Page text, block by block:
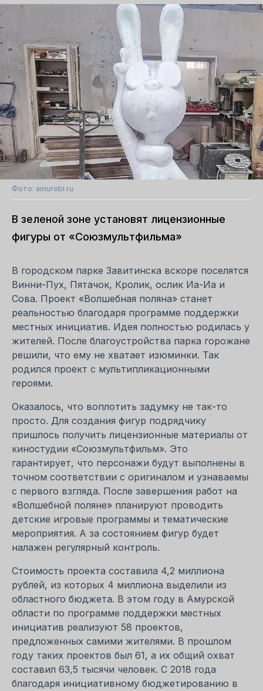
Фото: amurobl.ru
В зеленой зоне установят лицензионные
фигуры от «Союзмультфильма»
В городском парке Завитинска вскоре поселятся
Винни-Пух, Пятачок, Кролик, ослик Иа-Иа и
Сова. Проект «Волшебная поляна» станет
реальностью благодаря программе поддержки
местных инициатив. Идея полностью родилась у
жителей. После благоустройства парка горожане
решили, что ему не хватает изюминки. Так
родился проект с мультипликационными
героями.
Оказалось, что воплотить задумку не так-то
просто. Для создания фигур подрядчику
пришлось получить лицензионные материалы от
киностудии «Союзмультфильм». Это
гарантирует, что персонажи будут выполнены в
точном соответствии с оригиналом и узнаваемы
с первого взгляда. После завершения работ на
«Волшебной поляне» планируют проводить
детские игровые программы и тематические
мероприятия. А за состоянием фигур будет
налажен регулярный контроль.
Стоимость проекта составила 4,2 миллиона
рублей, из которых 4 миллиона выделили из
областного бюджета. В этом году в Амурской
области по программе поддержки местных
инициатив реализуют 58 проектов,
предложенных самими жителями. В прошлом
году таких проектов был 61, а их общий охват
составил 63,5 тысячи человек. С 2018 года
благодаря инициативному бюджетированию в